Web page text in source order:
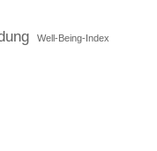
Well-Being-Index